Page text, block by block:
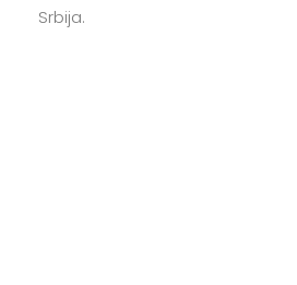
Srbija.